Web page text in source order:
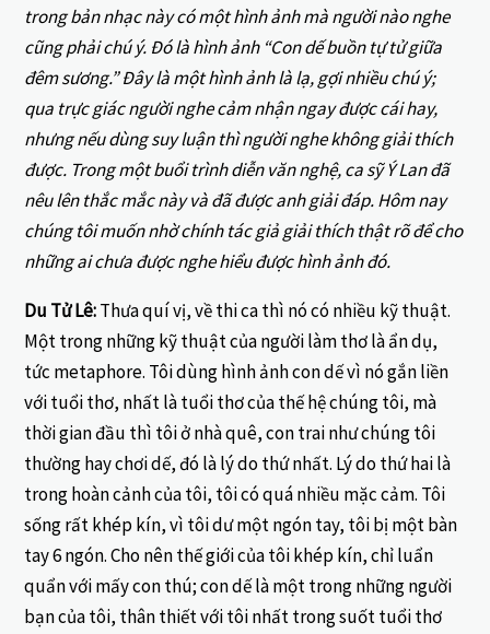
trong bản nhạc này có một hình ảnh mà người nào nghe
cũng phải chú ý. Đó là hình ảnh “Con dế buồn tự tử giữa
đêm sương.” Đây là một hình ảnh là lạ, gợi nhiều chú ý;
qua trực giác người nghe cảm nhận ngay được cái hay,
nhưng nếu dùng suy luận thì người nghe không giải thích
được. Trong một buổi trình diễn văn nghệ, ca sỹ Ý Lan đã
nêu lên thắc mắc này và đã được anh giải đáp. Hôm nay
chúng tôi muốn nhờ chính tác giả giải thích thật rõ để cho
những ai chưa được nghe hiểu được hình ảnh đó.
Du Tử Lê:Thưa quí vị, về thi ca thì nó có nhiều kỹ thuật.
Một trong những kỹ thuật của người làm thơ là ẩn dụ,
tức metaphore. Tôi dùng hình ảnh con dế vì nó gắn liền
với tuổi thơ, nhất là tuổi thơ của thế hệ chúng tôi, mà
thời gian đầu thì tôi ở nhà quê, con trai như chúng tôi
thường hay chơi dế, đó là lý do thứ nhất. Lý do thứ hai là
trong hoàn cảnh của tôi, tôi có quá nhiều mặc cảm. Tôi
sống rất khép kín, vì tôi dư một ngón tay, tôi bị một bàn
tay 6 ngón. Cho nên thế giới của tôi khép kín, chỉ luẩn
quẩn với mấy con thú; con dế là một trong những người
bạn của tôi, thân thiết với tôi nhất trong suốt tuổi thơ